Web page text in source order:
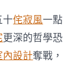
：
一
十侘寂風一點
更深的哲學恐
內設計奪戰，